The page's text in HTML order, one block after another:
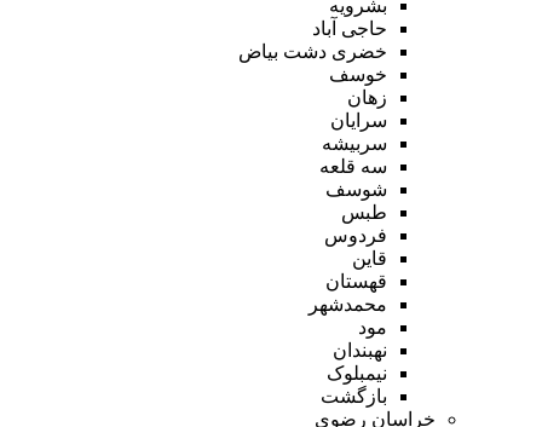
بشرویه
حاجی آباد
خضری دشت بیاض
خوسف
زهان
سرایان
سربیشه
سه قلعه
شوسف
طبس
فردوس
قاین
قهستان
محمدشهر
مود
نهبندان
نیمبلوک
بازگشت
خراسان رضوی